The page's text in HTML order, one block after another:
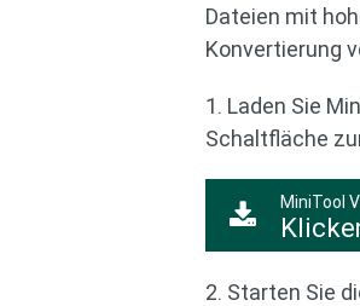
Dateien mit
Konvertierung
1. Laden Sie
Schaltfläche
MiniTool
2. Starten Sie